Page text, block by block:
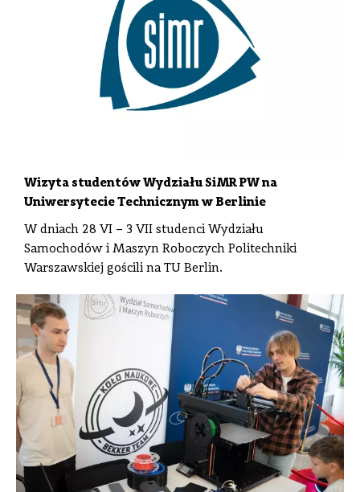
Wizyta studentów Wydziału SiMR PW na
Uniwersytecie Technicznym w Berlinie
W dniach 28 VI – 3 VII studenci Wydziału
Samochodów i Maszyn Roboczych Politechniki
Warszawskiej gościli na TU Berlin.